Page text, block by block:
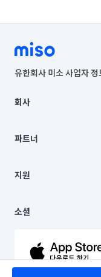
유한회사 미소 사업자 정
00019 |
주소 | 본사: 서울특별시
컨택센터 : 서울특별시
상품, 상품정보, 거래에 관
언론 보도 관련 문의:
© 유한회사 미소. Miso,
회사
채용
파트너
이사
지원
이용약관
문의하기
소셜
유튜브